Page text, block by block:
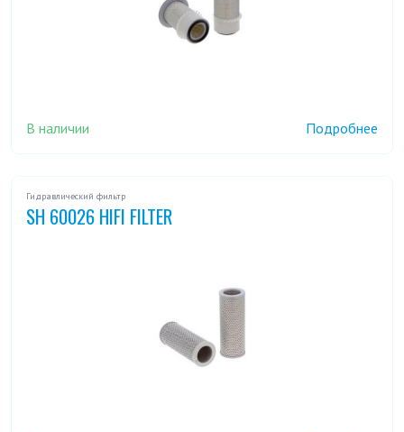
В наличии Подробнее
Гидравлический фильтр
SH 60026 HIFI FILTER